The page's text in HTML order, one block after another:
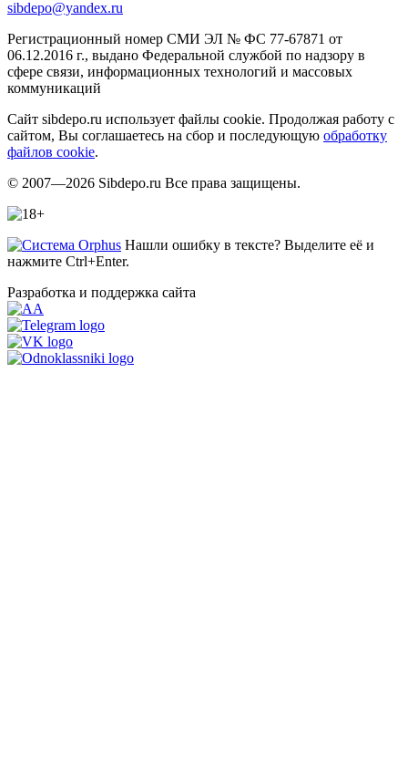
sibdepo@yandex.ru
Регистрационный номер СМИ ЭЛ № ФС 77-67871 от
06.12.2016 г., выдано Федеральной службой по надзору в
сфере связи, информационных технологий и массовых
коммуникаций
Сайт sibdepo.ru использует файлы cookie. Продолжая работу с
сайтом, Вы соглашаетесь на сбор и последующую обработку
файлов cookie.
© 2007—2026 Sibdepo.ru Все права защищены.
Нашли ошибку в тексте? Выделите её и
нажмите Ctrl+Enter.
Разработка и поддержка сайта